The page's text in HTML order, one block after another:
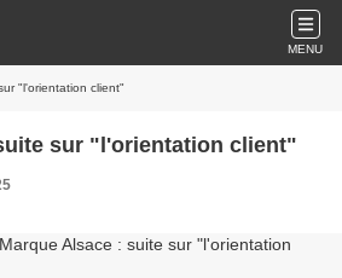
MENU
"l'orientation client"
sur "l'orientation client"